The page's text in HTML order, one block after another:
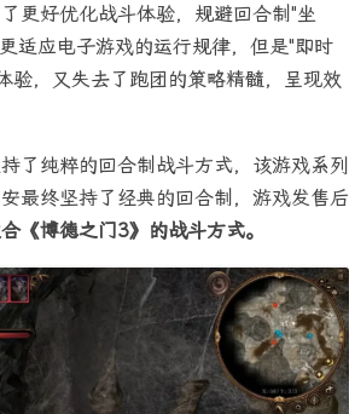
更好优化战斗体验，规避回合制"坐
适应电子游戏的运行规律，但是"即时
验，又失去了跑团的策略精髓，呈现效
了纯粹的回合制战斗方式，该游戏系列
最终坚持了经典的回合制，游戏发售后
《博德之门3》的战斗方式。